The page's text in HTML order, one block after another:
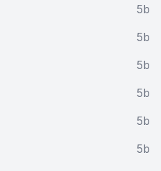
5b
5b
5b
5b
5b
5b